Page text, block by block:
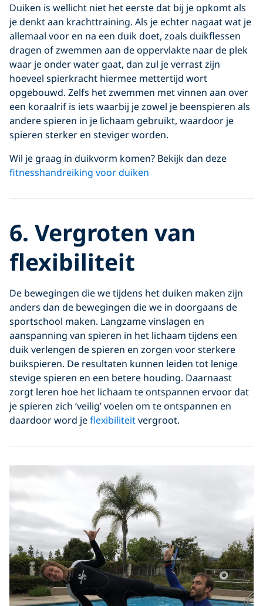
Duiken is wellicht niet het eerste dat bij je opkomt als
je denkt aan krachttraining. Als je echter nagaat wat je
allemaal voor en na een duik doet, zoals duikflessen
dragen of zwemmen aan de oppervlakte naar de plek
waar je onder water gaat, dan zul je verrast zijn
hoeveel spierkracht hiermee mettertijd wort
opgebouwd. Zelfs het zwemmen met vinnen aan over
een koraalrif is iets waarbij je zowel je beenspieren als
andere spieren in je lichaam gebruikt, waardoor je
spieren sterker en steviger worden.
Wil je graag in duikvorm komen? Bekijk dan deze
fitnesshandreiking voor duiken
6. Vergroten van
flexibiliteit
De bewegingen die we tijdens het duiken maken zijn
anders dan de bewegingen die we in doorgaans de
sportschool maken. Langzame vinslagen en
aanspanning van spieren in het lichaam tijdens een
duik verlengen de spieren en zorgen voor sterkere
buikspieren. De resultaten kunnen leiden tot lenige
stevige spieren en een betere houding. Daarnaast
zorgt leren hoe het lichaam te ontspannen ervoor dat
je spieren zich ‘veilig’ voelen om te ontspannen en
daardoor word jeflexibiliteitvergroot.